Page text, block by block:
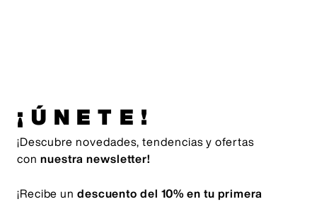
¡ÚNETE!
¡Descubre novedades, tendencias y ofertas
con nuestra newsletter!
¡Recibe un descuento del 10% en tu primera